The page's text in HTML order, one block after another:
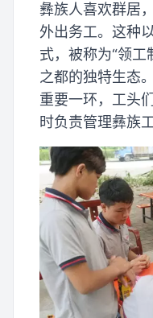
彝族人喜欢群居
外出务工。这种
式，被称为“领工
之都的独特生态
重要一环，工头
时负责管理彝族工